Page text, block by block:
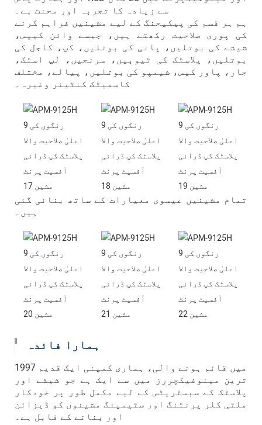
سے زیادہ کا تجربہ اور محنت ہے۔
ہم ہر قسم کی پیکیجنگ کے لیے مشینیں فراہم کرنے
کی پوری صلاحیت رکھتے ہیں، جیسے وائن کیپس،
شیشے کی بوتلیں، پانی کی بوتلیں، کپ، کاجل کی
بوتلیں، پلاسٹک کی ٹیوبیں، سرنجیں، لپ اسٹک،
جار، پاور کیس، شیمپو کی بوتلیں، پیالے، مختلف
کاسمیٹک کنٹینر وغیرہ۔
تمام مشینیں عیسوی معیارات کے ساتھ بنائی گئی
ہیں۔
ہمارا فائدہ
1997 میں قائم ہونے والی، ہماری کمپنی ایک قدیم
ترین مینوفیکچررز میں سے ایک ہے جو شیشے اور
پلاسٹک کے سبسٹریٹس کے لیے مکمل طور پر خودکار
ملٹی کلر پرنٹنگ اور سٹیمپنگ مشینوں کو ڈیزائن
اور بنانے کے قابل ہے۔